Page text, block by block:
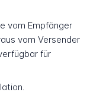
vom Empfänger
vom Versender
für